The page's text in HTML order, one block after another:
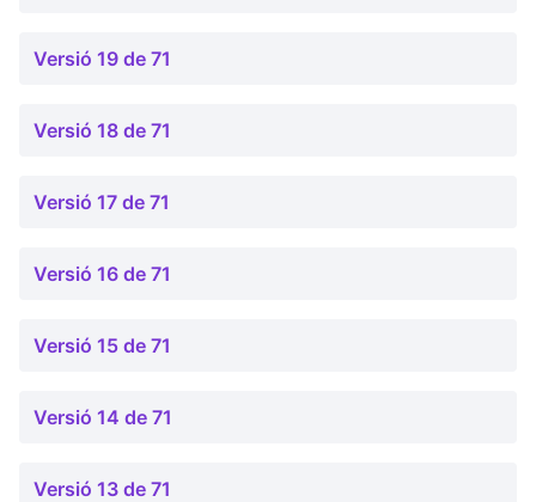
Versió 19 de 71
Versió 18 de 71
Versió 17 de 71
Versió 16 de 71
Versió 15 de 71
Versió 14 de 71
Versió 13 de 71